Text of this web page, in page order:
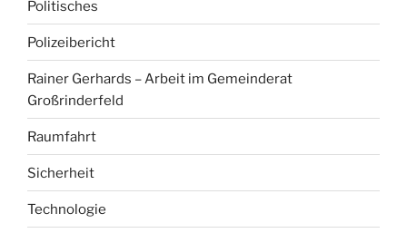
Politisches
Polizeibericht
Rainer Gerhards – Arbeit im Gemeinderat
Großrinderfeld
Raumfahrt
Sicherheit
Technologie